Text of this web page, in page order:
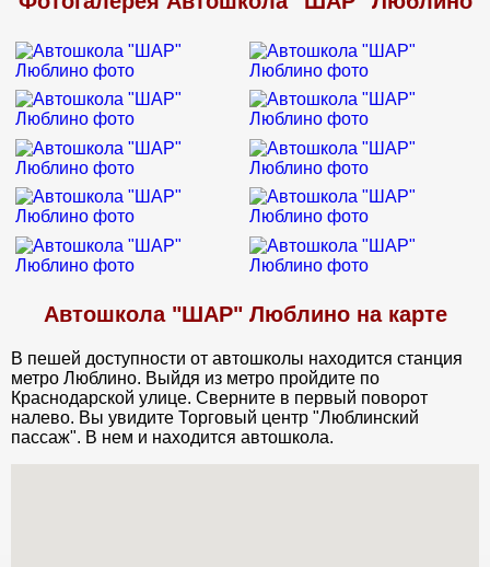
Научил меня ездить без страха и с удовольствием.
Автошкола "ШАР" Люблино на карте
В пешей доступности от автошколы находится станция
метро Люблино. Выйдя из метро пройдите по
Краснодарской улице. Сверните в первый поворот
налево. Вы увидите Торговый центр "Люблинский
пассаж". В нем и находится автошкола.